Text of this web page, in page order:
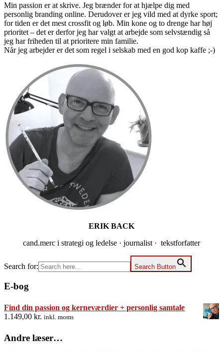
Min passion er at skrive. Jeg brænder for at hjælpe dig med
personlig branding online. Derudover er jeg vild med at dyrke sport;
for tiden er det mest crossfit og løb. Min kone og to drenge har høj
prioritet – det er derfor jeg har valgt at arbejde som selvstændig så
jeg har friheden til at prioritere min familie.
Når jeg arbejder er det som regel i selskab med en god kop kaffe ;-)
Sidebar
ERIK BACK
cand.merc i strategi og ledelse · journalist · tekstforfatter
Search for: Search Button
E-bog
Find din passion og kerneværdier + personlig samtale
1.149,00 kr. inkl. moms
Andre læser…